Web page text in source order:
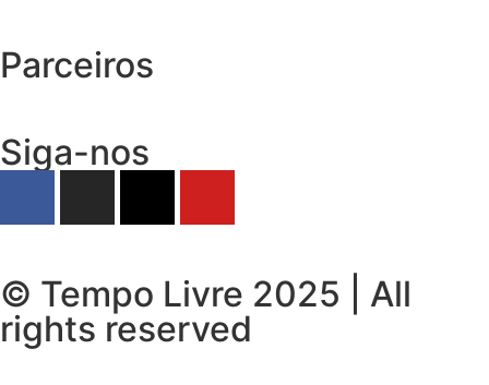
Parceiros
Siga-nos
© Tempo Livre 2025 | All
rights reserved